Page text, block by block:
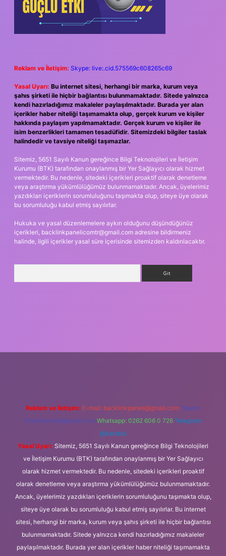
Reklam ve İletişim: Skype: live:.cid.575569c608265c69
Yasal Uyarı: Bu internet sitesi, herhangi bir marka, kurum veya
şahıs şirketi ile hiçbir bağlantısı bulunmamaktadır. Sitede yalnızca
kendi hazırladığımız makaleler paylaşılmaktadır. Burada yer alan
içerikler haber niteliği taşımamakta olup, gerçek kurum ve kişiler
hakkında paylaşım yapılmamaktadır. Gerçek kurum ve kişiler ile
isim benzerlikleri tamamen tesadüfidir. Sitemizdeki bilgiler taslak
halindedir ve tavsiye niteliği taşımazlar.
Sitemiz, 5651 Sayılı Kanun gereğince Bilgi Teknolojileri ve İletişim
Kurumu (BTK) tarafından onaylanmış bir Yer Sağlayıcı olarak hizmet
vermektedir. Bu nedenle, sitedeki içerikleri proaktif olarak denetleme
veya araştırma yükümlülüğümüz bulunmamaktadır. Ancak, üyelerimiz
yazdıkları içeriklerin sorumluluğunu taşımakta olup, siteye üye olarak
bu sorumluluğu kabul etmiş sayılırlar.
Hukuka ve yasal düzenlemelere aykırı olduğunu düşündüğünüz
içerikleri, backlinkpanelicomtr@gmail.com adresine bildirmeniz
halinde, ilgili içerikler yasal süre içerisinde sitemizden kaldırılacaktır.
Reklam ve İletişim: E-mail: backlinkpaneli@gmail.com Teams:
forumhizmeti@gmail.com Whatsapp: 0262 606 0 726 Telegram:
@karabul
Yasal Uyarı: Sitemiz, 5651 Sayılı Kanun gereğince Bilgi Teknolojileri
ve İletişim Kurumu (BTK) tarafından onaylanmış bir Yer Sağlayıcı
olarak hizmet vermektedir. Bu nedenle, sitedeki içerikleri proaktif
olarak denetleme veya araştırma yükümlülüğümüz bulunmamaktadır.
Ancak, üyelerimiz yazdıkları içeriklerin sorumluluğunu taşımakta olup,
siteye üye olarak bu sorumluluğu kabul etmiş sayılırlar. Bu internet
sitesi, herhangi bir marka, kurum veya şahıs şirketi ile hiçbir bağlantısı
bulunmamaktadır. Sitede yalnızca kendi hazırladığımız makaleler
paylaşılmaktadır. Burada yer alan içerikler haber niteliği taşımamakta